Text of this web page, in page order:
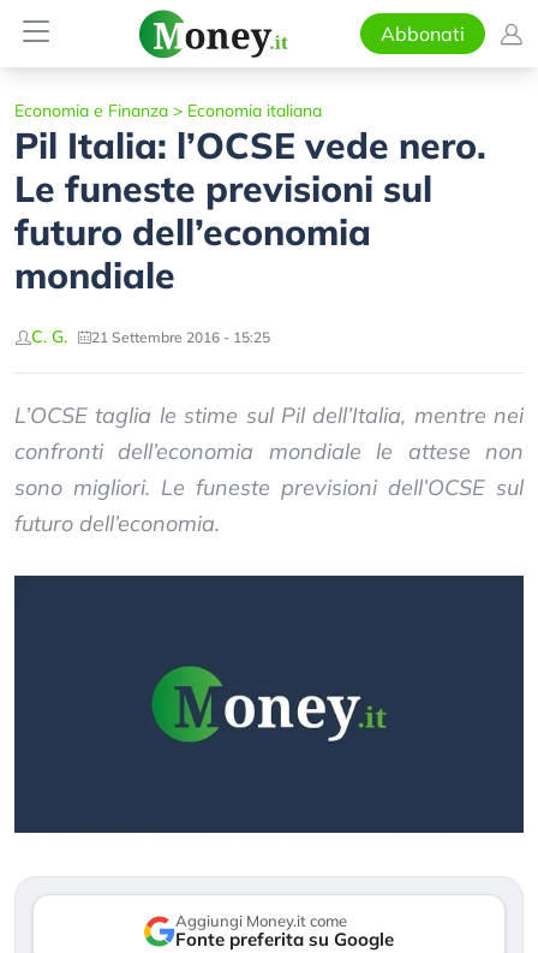
Abbonati
Economia e Finanza > Economia italiana
Pil Italia: l’OCSE vede nero.
Le funeste previsioni sul
futuro dell’economia
mondiale
C. G. 21 Settembre 2016 - 15:25
L’OCSE taglia le stime sul Pil dell’Italia, mentre nei
confronti dell’economia mondiale le attese non
sono migliori. Le funeste previsioni dell’OCSE sul
futuro dell’economia.
Aggiungi Money.it come
Fonte preferita su Google